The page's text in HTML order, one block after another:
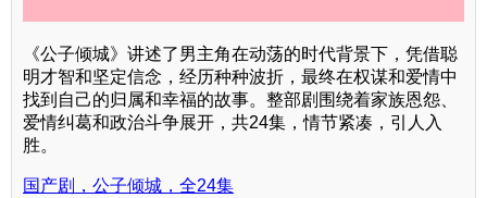
《公子倾城》讲述了男主角在动荡的时代背景下，凭借聪
明才智和坚定信念，经历种种波折，最终在权谋和爱情中
找到自己的归属和幸福的故事。整部剧围绕着家族恩怨、
爱情纠葛和政治斗争展开，共24集，情节紧凑，引人入
胜。
国产剧，公子倾城，全24集